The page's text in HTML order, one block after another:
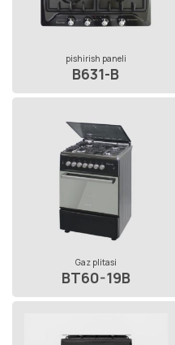
pishirish paneli
B631-B
Gaz plitasi
BT60-19B